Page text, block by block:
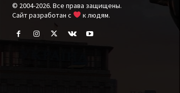
© 2004-2026. Все права защищены.
Cайт разработан с
к людям.